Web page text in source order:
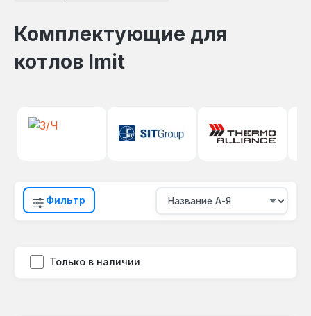
Комплектующие для
котлов Imit
Фильтр
Только в наличии